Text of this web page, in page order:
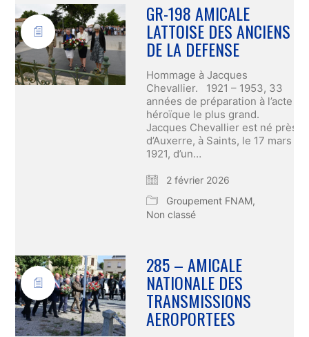
GR-198 AMICALE
LATTOISE DES ANCIENS
DE LA DEFENSE
Hommage à Jacques
Chevallier. 1921 – 1953, 33
années de préparation à l’acte
héroïque le plus grand.
Jacques Chevallier est né près
d’Auxerre, à Saints, le 17 mars
1921, d’un…
2 février 2026
Groupement FNAM,
Non classé
285 – AMICALE
NATIONALE DES
TRANSMISSIONS
AEROPORTEES